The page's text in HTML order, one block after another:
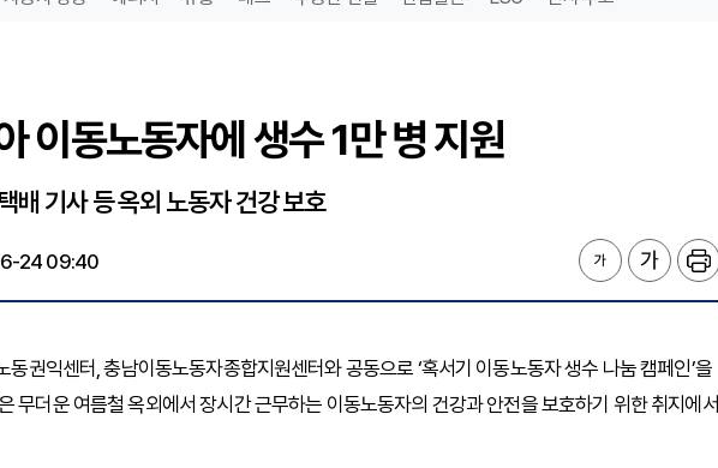
이동노동자에 생수 1만 병 지원
배 기사 등 옥외 노동자 건강 보호
24 09:40
권익센터, 충남이동노동자종합지원센터와 공동으로 ‘혹서기 이동노동자 생수 나눔 캠페인’을
무더운 여름철 옥외에서 장시간 근무하는 이동노동자의 건강과 안전을 보호하기 위한 취지에서